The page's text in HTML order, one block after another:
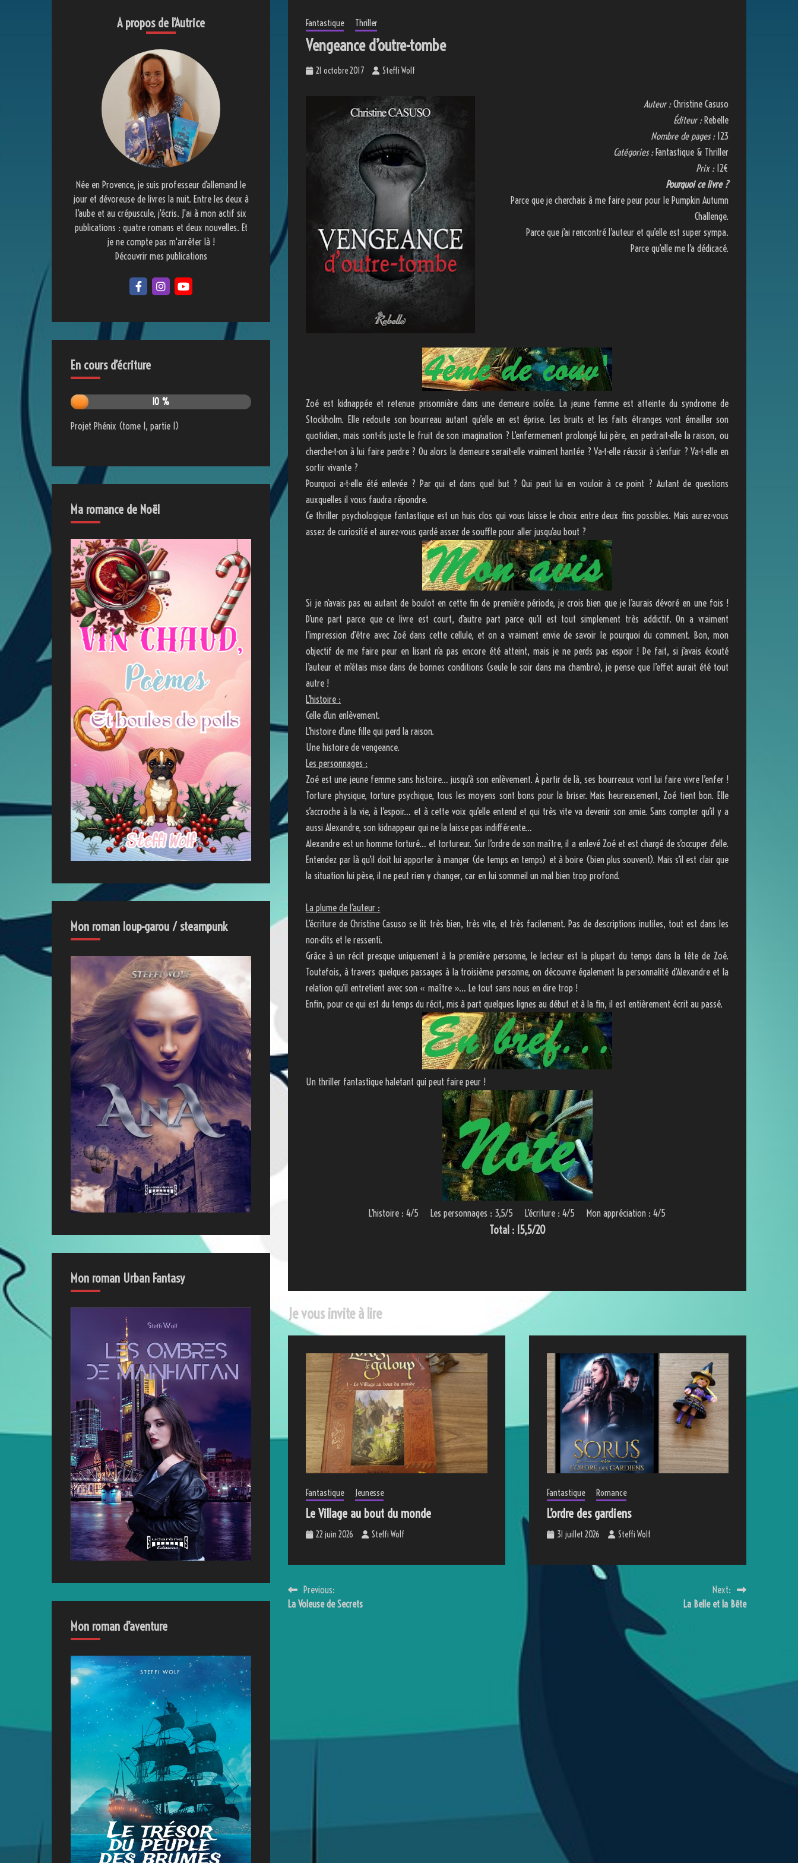
Fantastique Thriller
Vengeance d’outre-tombe
21 octobre 2017 Steffi Wolf
Auteur :Christine Casuso
Éditeur :Rebelle
Nombre de pages :123
Catégories :Fantastique & Thriller
Prix :12€
Pourquoi ce livre ?
Parce que je cherchais à me faire peur pour le Pumpkin Autumn
Challenge.
Parce que j’ai rencontré l’auteur et qu’elle est super sympa.
Parce qu’elle me l’a dédicacé.
Zoé est kidnappée et retenue prisonnière dans une demeure isolée. La jeune femme est atteinte du syndrome de
Stockholm. Elle redoute son bourreau autant qu’elle en est éprise. Les bruits et les faits étranges vont émailler son
quotidien, mais sont-ils juste le fruit de son imagination ? L’enfermement prolongé lui père, en perdrait-elle la raison, ou
cherche-t-on à lui faire perdre ? Ou alors la demeure serait-elle vraiment hantée ? Va-t-elle réussir à s’enfuir ? Va-t-elle en
sortir vivante ?
Pourquoi a-t-elle été enlevée ? Par qui et dans quel but ? Qui peut lui en vouloir à ce point ? Autant de questions
auxquelles il vous faudra répondre.
Ce thriller psychologique fantastique est un huis clos qui vous laisse le choix entre deux fins possibles. Mais aurez-vous
assez de curiosité et aurez-vous gardé assez de souffle pour aller jusqu’au bout ?
Si je n’avais pas eu autant de boulot en cette fin de première période, je crois bien que je l’aurais dévoré en une fois !
D’une part parce que ce livre est court, d’autre part parce qu’il est tout simplement très addictif. On a vraiment
l’impression d’être avec Zoé dans cette cellule, et on a vraiment envie de savoir le pourquoi du comment. Bon, mon
objectif de me faire peur en lisant n’a pas encore été atteint, mais je ne perds pas espoir ! De fait, si j’avais écouté
l’auteur et m’étais mise dans de bonnes conditions (seule le soir dans ma chambre), je pense que l’effet aurait été tout
autre !
L’histoire :
Celle d’un enlèvement.
L’histoire d’une fille qui perd la raison.
Une histoire de vengeance.
Les personnages :
Zoé est une jeune femme sans histoire… jusqu’à son enlèvement. À partir de là, ses bourreaux vont lui faire vivre l’enfer !
Torture physique, torture psychique, tous les moyens sont bons pour la briser. Mais heureusement, Zoé tient bon. Elle
s’accroche à la vie, à l’espoir… et à cette voix qu’elle entend et qui très vite va devenir son amie. Sans compter qu’il y a
aussi Alexandre, son kidnappeur qui ne la laisse pas indifférente…
Alexandre est un homme torturé… et tortureur. Sur l’ordre de son maître, il a enlevé Zoé et est chargé de s’occuper d’elle.
Entendez par là qu’il doit lui apporter à manger (de temps en temps) et à boire (bien plus souvent). Mais s’il est clair que
la situation lui pèse, il ne peut rien y changer, car en lui sommeil un mal bien trop profond.
La plume de l’auteur :
L’écriture de Christine Casuso se lit très bien, très vite, et très facilement. Pas de descriptions inutiles, tout est dans les
non-dits et le ressenti.
Grâce à un récit presque uniquement à la première personne, le lecteur est la plupart du temps dans la tête de Zoé.
Toutefois, à travers quelques passages à la troisième personne, on découvre également la personnalité d’Alexandre et la
relation qu’il entretient avec son « maître »… Le tout sans nous en dire trop !
Enfin, pour ce qui est du temps du récit, mis à part quelques lignes au début et à la fin, il est entièrement écrit au passé.
Un thriller fantastique haletant qui peut faire peur !
L’histoire : 4/5 Les personnages : 3,5/5 L’écriture : 4/5 Mon appréciation : 4/5
Total : 15,5/20
Je vous invite à lire
Fantastique Romance
L’ordre des gardiens
31 juillet 2026 Steffi Wolf
Fantastique Jeunesse
Le Village au bout du monde
22 juin 2026 Steffi Wolf
Navigation
de
Previous:
La Voleuse de Secrets
Next:
La Belle et la Bête
A propos de l’Autrice
Née en Provence, je suis professeur d’allemand le
jour et dévoreuse de livres la nuit. Entre les deux à
l’aube et au crépuscule, j'écris. J'ai à mon actif six
publications : quatre romans et deux nouvelles. Et
je ne compte pas m'arrêter là !
Découvrir mes publications
En cours d’écriture
10 %
Projet Phénix (tome 1, partie 1)
Ma romance de Noël
Mon roman loup-garou / steampunk
Mon roman Urban Fantasy
Mon roman d’aventure